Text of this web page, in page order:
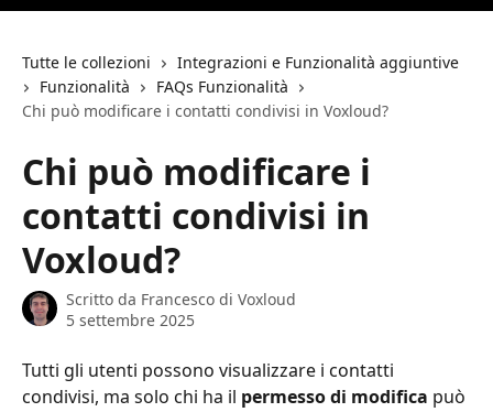
Tutte le collezioni
Integrazioni e Funzionalità aggiuntive
Funzionalità
FAQs Funzionalità
Chi può modificare i contatti condivisi in Voxloud?
Chi può modificare i
contatti condivisi in
Voxloud?
Scritto da Francesco di Voxloud
5 settembre 2025
Tutti gli utenti possono visualizzare i contatti
condivisi, ma solo chi ha il permesso di modifica può